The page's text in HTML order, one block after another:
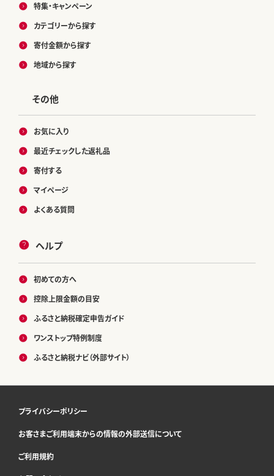
特集・キャンペーン
カテゴリーから探す
寄付金額から探す
地域から探す
その他
お気に入り
最近チェックした返礼品
寄付する
マイページ
よくある質問
ヘルプ
初めての方へ
控除上限金額の目安
ふるさと納税確定申告ガイド
ワンストップ特例制度
ふるさと納税ナビ（外部サイト）
プライバシーポリシー
お客さまご利用端末からの情報の外部送信について
ご利用規約